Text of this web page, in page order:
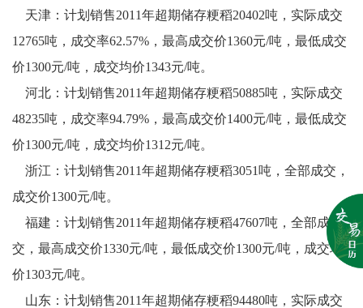
天津：计划销售2011年超期储存粳稻20402吨，实际成交
12765吨，成交率62.57%，最高成交价1360元/吨，最低成交
价1300元/吨，成交均价1343元/吨。
河北：计划销售2011年超期储存粳稻50885吨，实际成交
48235吨，成交率94.79%，最高成交价1400元/吨，最低成交
价1300元/吨，成交均价1312元/吨。
浙江：计划销售2011年超期储存粳稻3051吨，全部成交，
成交价1300元/吨。
福建：计划销售2011年超期储存粳稻47607吨，全部成
交，最高成交价1330元/吨，最低成交价1300元/吨，成交均
价1303元/吨。
山东：计划销售2011年超期储存粳稻94480吨，实际成交